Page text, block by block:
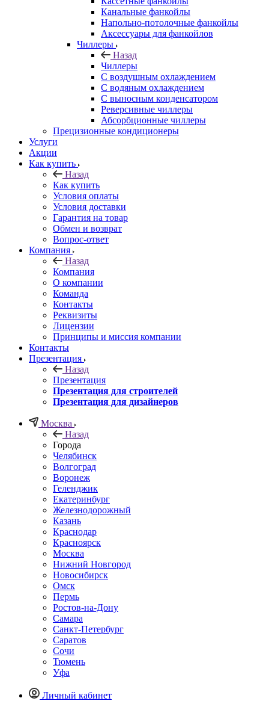
Канальные фанкойлы
Напольно-потолочные фанкойлы
Аксессуары для фанкойлов
Чиллеры
Назад
Чиллеры
С воздушным охлаждением
С водяным охлаждением
С выносным конденсатором
Реверсивные чиллеры
Абсорбционные чиллеры
Прецизионные кондиционеры
Услуги
Акции
Как купить
Назад
Как купить
Условия оплаты
Условия доставки
Гарантия на товар
Обмен и возврат
Вопрос-ответ
Компания
Назад
Компания
О компании
Команда
Контакты
Реквизиты
Лицензии
Принципы и миссия компании
Контакты
Презентация
Назад
Презентация
Презентация для строителей
Презентация для дизайнеров
Москва
Назад
Города
Челябинск
Волгоград
Воронеж
Геленджик
Екатеринбург
Железнодорожный
Казань
Краснодар
Красноярск
Москва
Нижний Новгород
Новосибирск
Омск
Пермь
Ростов-на-Дону
Самара
Санкт-Петербург
Саратов
Сочи
Тюмень
Уфа
Личный кабинет